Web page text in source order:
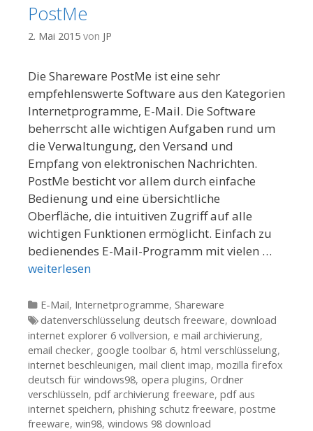
PostMe
2. Mai 2015 von JP
Die Shareware PostMe ist eine sehr
empfehlenswerte Software aus den Kategorien
Internetprogramme, E-Mail. Die Software
beherrscht alle wichtigen Aufgaben rund um
die Verwaltungung, den Versand und
Empfang von elektronischen Nachrichten.
PostMe besticht vor allem durch einfache
Bedienung und eine übersichtliche
Oberfläche, die intuitiven Zugriff auf alle
wichtigen Funktionen ermöglicht. Einfach zu
bedienendes E-Mail-Programm mit vielen …
weiterlesen
Kategorien
E-Mail, Internetprogramme, Shareware
Tags
datenverschlüsselung deutsch freeware, download
internet explorer 6 vollversion, e mail archivierung,
email checker, google toolbar 6, html verschlüsselung,
internet beschleunigen, mail client imap, mozilla firefox
deutsch für windows98, opera plugins, Ordner
verschlüsseln, pdf archivierung freeware, pdf aus
internet speichern, phishing schutz freeware, postme
freeware, win98, windows 98 download